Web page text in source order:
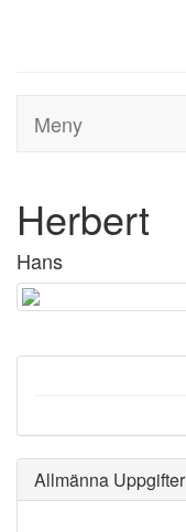
Meny
Herbert
Hans
Allmänna Uppgifter